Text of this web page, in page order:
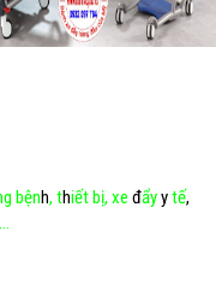
g bệnh, thiếtbị, xe đẩyytế,
...